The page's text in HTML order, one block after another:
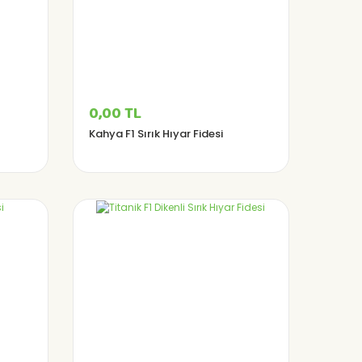
0,00 TL
Kahya F1 Sırık Hıyar Fidesi